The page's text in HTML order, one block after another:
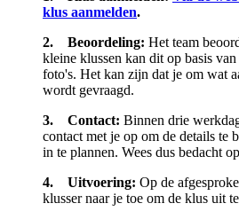
klus aanmelden.
2. Beoordeling: Het team
kleine klussen kan dit op basis
foto's. Het kan zijn dat je om wat
wordt gevraagd.
3. Contact: Binnen drie
contact met je op om de details te
in te plannen. Wees dus bedacht
4. Uitvoering: Op de
klusser naar je toe om de klus uit